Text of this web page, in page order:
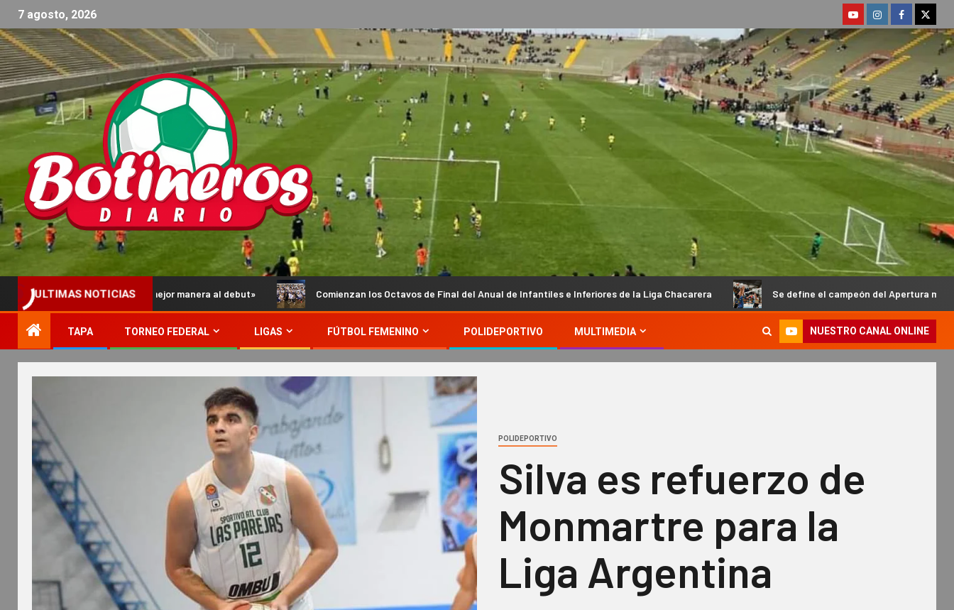
7 agosto, 2026
ULTIMAS NOTICIAS
de la mejor manera al debut» Comienzan los Octavos de Final del Anual de Infantiles e Inferiores de la Liga Chacarera Se define el campeón del Apertura masculino de la
TAPA TORNEO FEDERAL LIGAS FÚTBOL FEMENINO POLIDEPORTIVO MULTIMEDIA NUESTRO CANAL ONLINE
POLIDEPORTIVO
Silva es refuerzo de
Monmartre para la
Liga Argentina